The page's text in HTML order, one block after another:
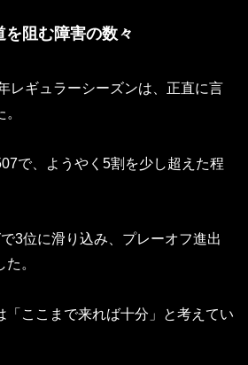
阻む障害の数々
レギュラーシーズンは、正直に言
で、ようやく5割を少し超えた程
3位に滑り込み、プレーオフ進出
。
「ここまで来れば十分」と考えてい